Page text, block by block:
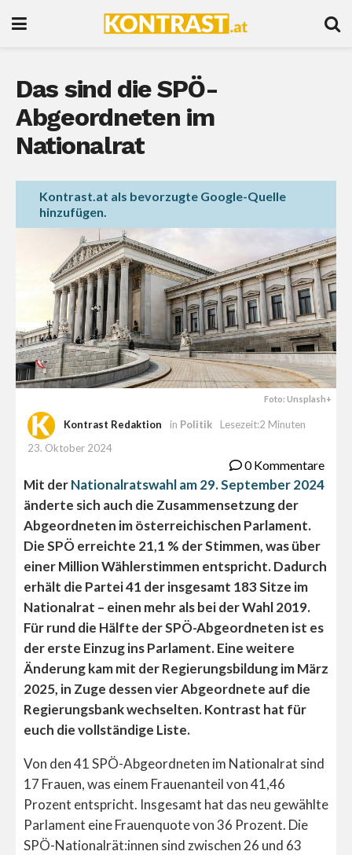
Das sind die SPÖ-
Abgeordneten im
Nationalrat
Kontrast.at als bevorzugte Google-Quelle
hinzufügen.
Foto: Unsplash+
Kontrast Redaktion in Politik
Lesezeit:2 Minuten
23. Oktober 2024
0 Kommentare
Mit derNationalratswahl am 29. September 2024
änderte sich auch die Zusammensetzung der
Abgeordneten im österreichischen Parlament.
Die SPÖ erreichte 21,1 % der Stimmen, was über
einer Million Wählerstimmen entspricht. Dadurch
erhält die Partei 41 der insgesamt 183 Sitze im
Nationalrat – einen mehr als bei der Wahl 2019.
Für rund die Hälfte der SPÖ-Abgeordneten ist es
der erste Einzug ins Parlament. Eine weitere
Änderung kam mit der Regierungsbildung im März
2025, in Zuge dessen vier Abgeordnete auf die
Regierungsbank wechselten. Kontrast hat für
euch die vollständige Liste.
Von den 41 SPÖ-Abgeordneten im Nationalrat sind
17 Frauen, was einem Frauenanteil von 41,46
Prozent entspricht. Insgesamt hat das neu gewählte
Parlament eine Frauenquote von 36 Prozent. Die
SPÖ-Nationalrät:innen sind zwischen 26 und 63